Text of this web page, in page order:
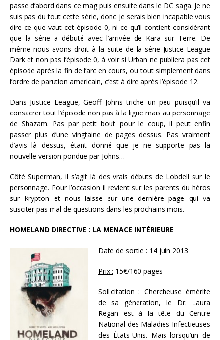
passe d’abord dans ce mag puis ensuite dans le DC saga. Je ne
suis pas du tout cette série, donc je serais bien incapable vous
dire ce que vaut cet épisode 0, ni ce qu’il contient considérant
que la série a débuté avec l’arrivée de Kara sur Terre. De
même nous avons droit à la suite de la série Justice League
Dark et non pas l’épisode 0, à voir si Urban ne publiera pas cet
épisode après la fin de l’arc en cours, ou tout simplement dans
l’ordre de parution américain, c’est à dire après l’épisode 12.
Dans Justice League, Geoff Johns triche un peu puisqu’il va
consacrer tout l’épisode non pas à la ligue mais au personnage
de Shazam. Pas par petit bout pour le coup, il peut enfin
passer plus d’une vingtaine de pages dessus. Pas vraiment
d’avis là dessus, étant donné que je ne supporte pas la
nouvelle version pondue par Johns…
Côté Superman, il s’agit là des vrais débuts de Lobdell sur le
personnage. Pour l’occasion il revient sur les parents du héros
sur Krypton et nous laisse sur une dernière page qui va
susciter pas mal de questions dans les prochains mois.
HOMELAND DIRECTIVE : LA MENACE INTÉRIEURE
Date de sortie : 14 juin 2013
Prix : 15€/160 pages
Sollicitation : Chercheuse émérite
de sa génération, le Dr. Laura
Regan est à la tête du Centre
National des Maladies Infectieuses
des États-Unis. Mais lorsqu’un de